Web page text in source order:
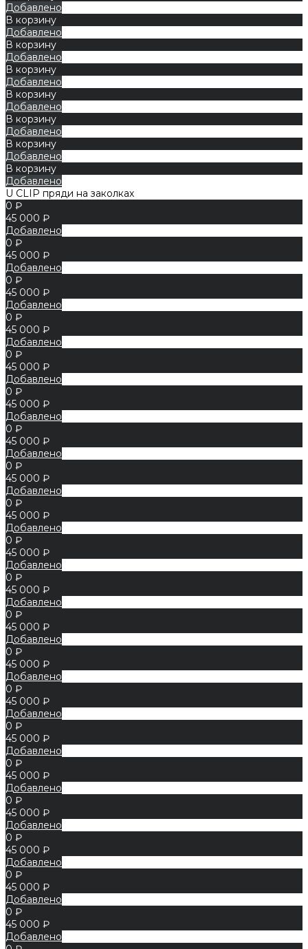
Добавлено
В корзину
Добавлено
В корзину
Добавлено
В корзину
Добавлено
В корзину
Добавлено
В корзину
Добавлено
В корзину
Добавлено
В корзину
Добавлено
U CLIP пряди на заколках
0 ₽
45 000 ₽
Добавлено
0 ₽
45 000 ₽
Добавлено
0 ₽
45 000 ₽
Добавлено
0 ₽
45 000 ₽
Добавлено
0 ₽
45 000 ₽
Добавлено
0 ₽
45 000 ₽
Добавлено
0 ₽
45 000 ₽
Добавлено
0 ₽
45 000 ₽
Добавлено
0 ₽
45 000 ₽
Добавлено
0 ₽
45 000 ₽
Добавлено
0 ₽
45 000 ₽
Добавлено
0 ₽
45 000 ₽
Добавлено
0 ₽
45 000 ₽
Добавлено
0 ₽
45 000 ₽
Добавлено
0 ₽
45 000 ₽
Добавлено
0 ₽
45 000 ₽
Добавлено
0 ₽
45 000 ₽
Добавлено
0 ₽
45 000 ₽
Добавлено
0 ₽
45 000 ₽
Добавлено
0 ₽
45 000 ₽
Добавлено